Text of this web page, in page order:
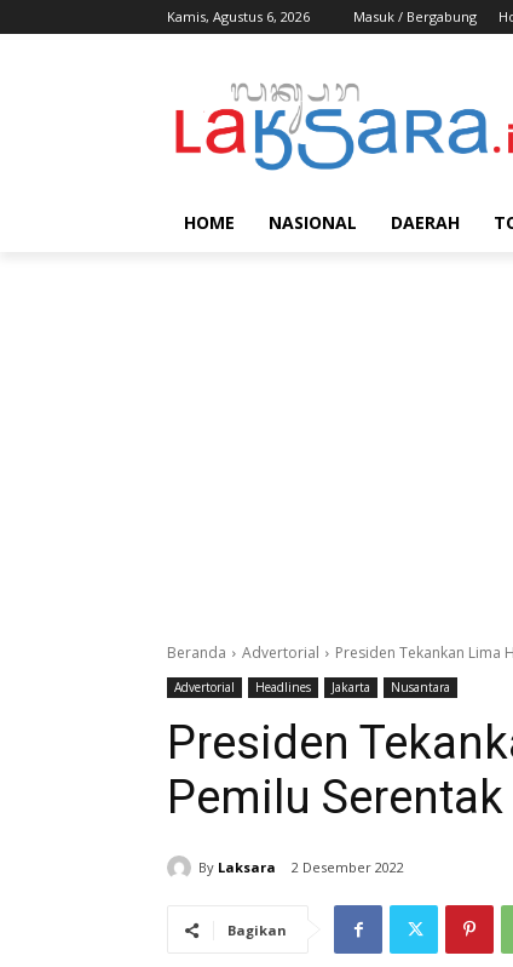
Kamis, Agustus 6, 2026 Masuk / Bergabung
HOME NASIONAL DAERAH
Beranda Advertorial Presiden Tekankan Lima
Advertorial Headlines Jakarta Nusantara
Presiden
Pemilu
By Laksara 2 Desember 2022
Bagikan